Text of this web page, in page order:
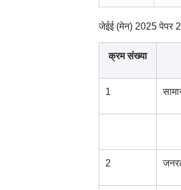
जेईई (मेन) 2025 पेपर
क्रम संख्या
1
2